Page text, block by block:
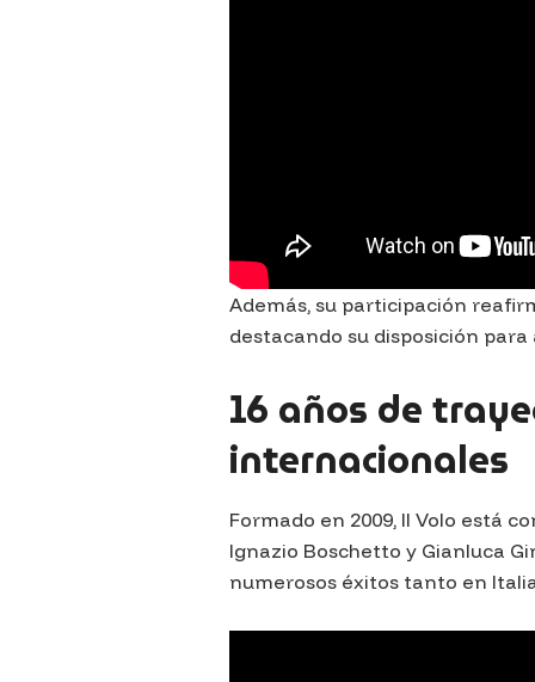
Además, su participación
destacando su disposición
16 años de
internacionales
Formado en 2009, Il Volo está
Ignazio Boschetto y Gianluca
numerosos éxitos tanto en